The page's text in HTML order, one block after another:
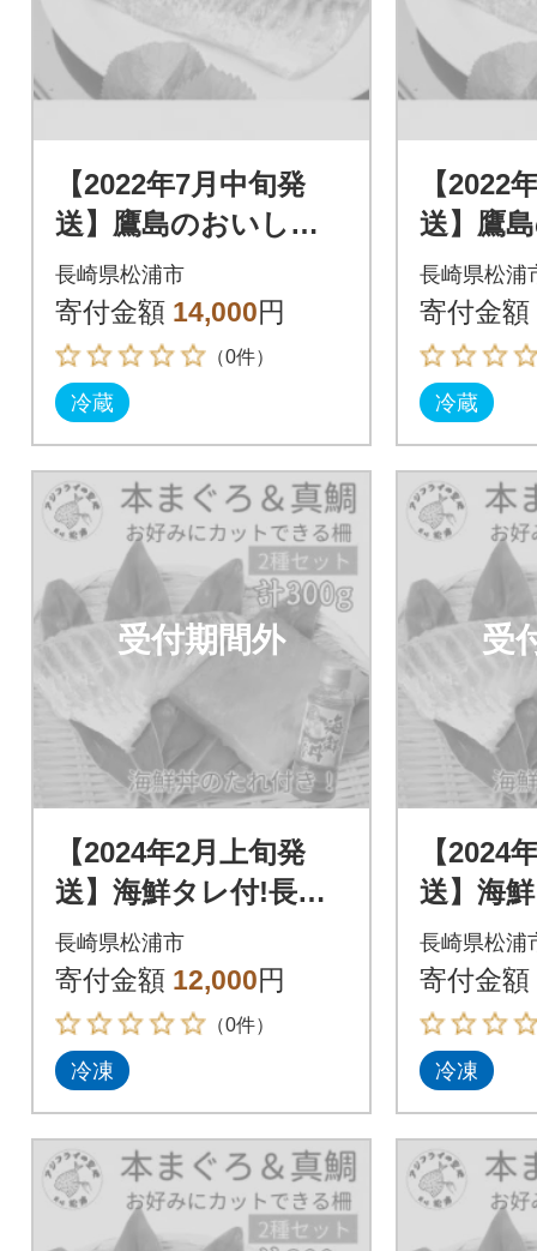
【2022年7月中旬発
送】鷹島のおいしか
タイ(1.2kg)
長崎県松浦市
寄付金額 14,000円
（0件）
冷蔵
【2022
送】鷹
タイ
長崎県松浦
寄付金額
冷蔵
受付期間外
【2024年2月上旬発
送】海鮮タレ付!長崎
県産本まぐろ&真鯛
柵セット2種300g
長崎県松浦市
寄付金額 12,000円
（0件）
冷凍
受
【2024
送】海
県産本
柵セッ
長崎県松浦
寄付金額
冷凍